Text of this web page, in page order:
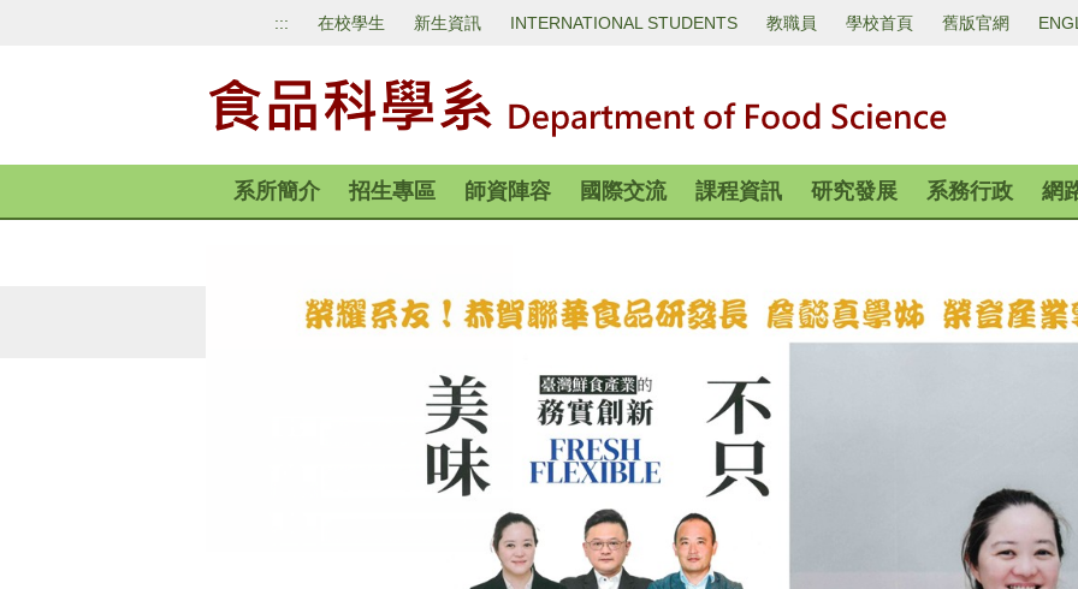
區
::: 在校學生 新生資訊 INTERNATIONAL STUDENTS 教職員 學校首頁 舊版官網
系所簡介 招生專區 師資陣容 國際交流 課程資訊 研究發展 系務行政 網